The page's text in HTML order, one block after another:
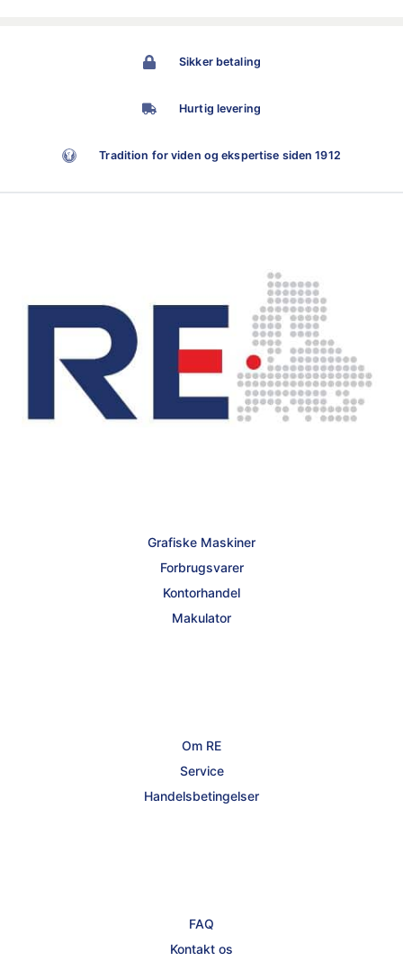
Sikker betaling
Hurtig levering
Tradition for viden og ekspertise siden 1912
Grafiske Maskiner
Forbrugsvarer
Kontorhandel
Makulator
Om RE
Service
Handelsbetingelser
FAQ
Kontakt os